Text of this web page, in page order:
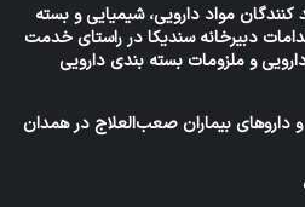
مواد دارویی، شیمیایی و بسته
دبیرخانه سندیکا در راستای خدمت
و ملزومات بسته بندی دارویی
داروهای بیماران صعب‌العلاج در همدان